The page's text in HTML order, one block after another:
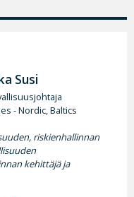
Susi
- Nordic, Baltics
riskienhallinnan
kehittäjä ja